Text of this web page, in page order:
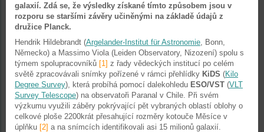
galaxií. Zdá se, že výsledky získané tímto způsobem jsou v
rozporu se staršími závěry učiněnými na základě údajů z
družice Planck.
Hendrik Hildebrandt (Argelander-Institut für Astronomie, Bonn,
Německo) a Massimo Viola (Leiden Observatory, Nizození) spolu s
týmem spolupracovníků [1] z řady vědeckých institucí po celém
světě zpracovávali snímky pořízené v rámci přehlídky KiDS (Kilo
Degree Survey), která probíhá pomocí dalekohledu ESO/VST (VLT
Survey Telescope) na observatoři Paranal v Chile. Při svém
výzkumu využili záběry pokrývající pět vybraných oblastí oblohy o
celkové ploše 2200krát přesahující rozměry kotouče Měsíce v
úplňku [2] a na snímcích identifikovali asi 15 milionů galaxií.